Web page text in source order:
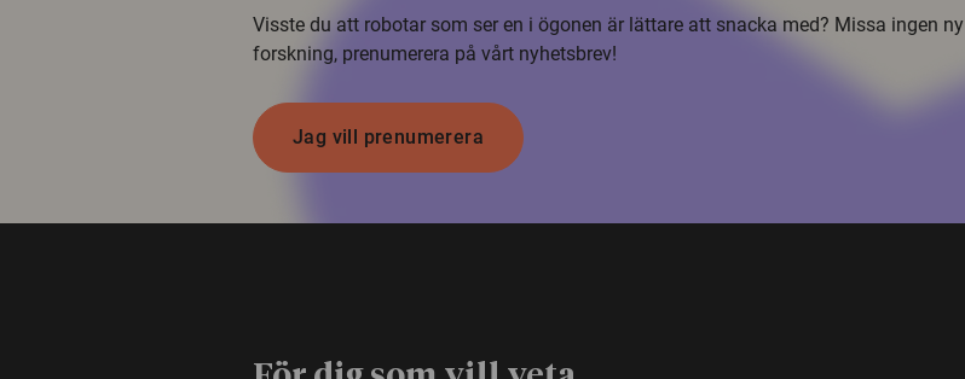
Visste du att robotar som ser en i ögonen är lättare att snacka med? Missa ingen ny
forskning, prenumerera på vårt nyhetsbrev!
Jag vill prenumerera